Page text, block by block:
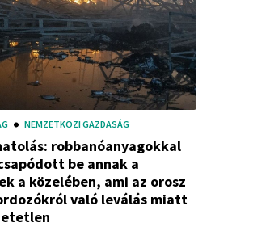
NEMZETKÖZI GAZDASÁG
robbanóanyagokkal
be annak a
a közelében, ami az orosz
való leválás miatt